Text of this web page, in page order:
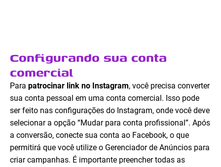
Configurando sua conta
comercial
Para patrocinar link no Instagram, você precisa converter
sua conta pessoal em uma conta comercial. Isso pode
ser feito nas configurações do Instagram, onde você deve
selecionar a opção “Mudar para conta profissional”. Após
a conversão, conecte sua conta ao Facebook, o que
permitirá que você utilize o Gerenciador de Anúncios para
criar campanhas. É importante preencher todas as